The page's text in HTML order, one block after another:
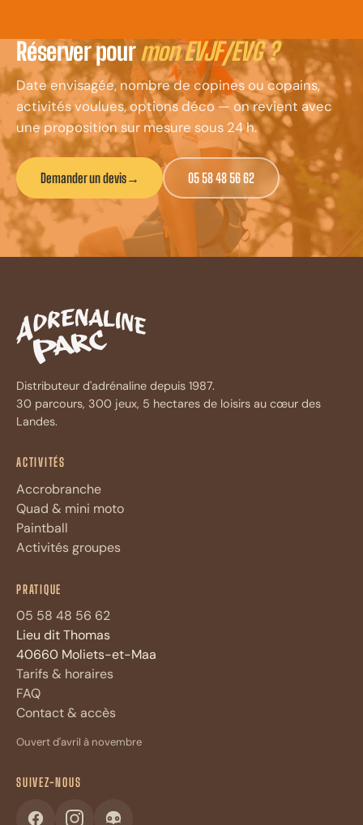
Réserver pourmon EVJF/EVG ?
Date envisagée, nombre de copines ou copains,
activités voulues, options déco — on revient avec
une proposition sur mesure sous 24 h.
Demander un devis→ 05 58 48 56 62
Distributeur d'adrénaline depuis 1987.
30 parcours, 300 jeux, 5 hectares de loisirs au cœur des
Landes.
ACTIVITÉS
Accrobranche
Quad & mini moto
Paintball
Activités groupes
PRATIQUE
05 58 48 56 62
Lieu dit Thomas
40660 Moliets-et-Maa
Tarifs & horaires
FAQ
Contact & accès
Ouvert d'avril à novembre
SUIVEZ-NOUS
Bonjour ! Je suis l'assistant
d'Adrénaline Parc. Posez-moi vos
questions sur les
Quels sont vos horaires aujourd'hui ?
Faut-il réserver à l'avance ?